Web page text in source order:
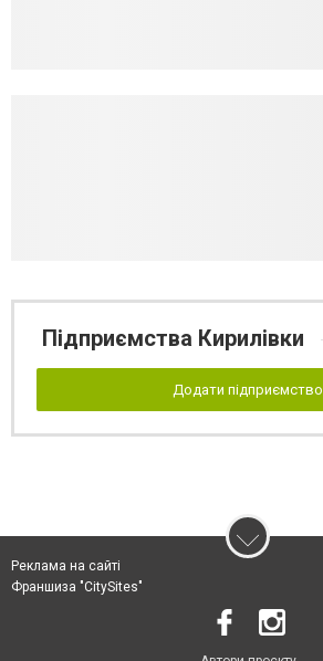
Підприємства Кирилівки
Додати підприємство
Реклама на сайті
Франшиза "CitySites"